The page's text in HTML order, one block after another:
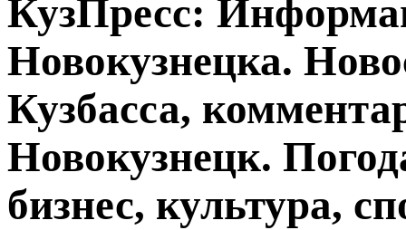
КузПресс:
Новокузнецка.
Кузбасса,
Новокузнецк.
бизнес, культура,